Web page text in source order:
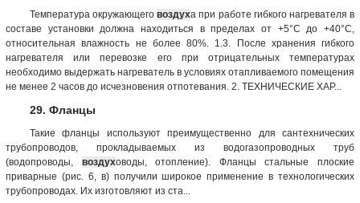
Температура окружающеговоздуха при работе гибкого нагревателя в
составе установки должна находиться в пределах от +5°С до +40°С,
относительная влажность не более 80%. 1.3. После хранения гибкого
нагревателя или перевозке его при отрицательных температурах
необходимо выдержать нагреватель в условиях отапливаемого помещения
не менее 2 часов до исчезновения отпотевания. 2. ТЕХНИЧЕСКИЕ ХАР...
29. Фланцы
Такие фланцы используют преимущественно для сантехнических
трубопроводов, прокладываемых из водогазопроводных труб
(водопроводы, воздуховоды, отопление). Фланцы стальные плоские
приварные (рис. 6, в) получили широкое применение в технологических
трубопроводах. Их изготовляют из ста...